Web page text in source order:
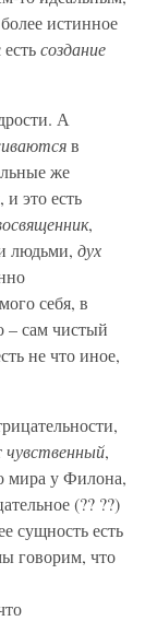
истинное
создание
А
в
же
и это есть
,
людьми, дух
себя, в
– сам чистый
не что иное,
чувственный,
мира у Филона,
(?? ??)
сущность есть
говорим, что